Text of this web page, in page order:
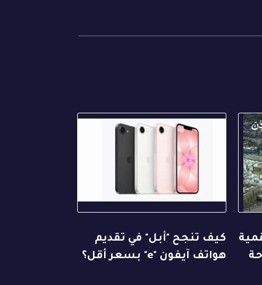
كيف تنجح "أبل" في تقديم
هواتف آيفون "e" بسعر أقل؟